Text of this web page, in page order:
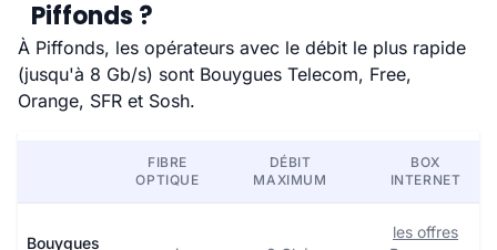
Piffonds ?
À Piffonds, les opérateurs avec le débit le plus rapide
(jusqu'à 8 Gb/s) sont Bouygues Telecom, Free,
Orange, SFR et Sosh.
FIBRE
OPTIQUE
DÉBIT
MAXIMUM
BOX
INTERNET
Bouygues
les offres